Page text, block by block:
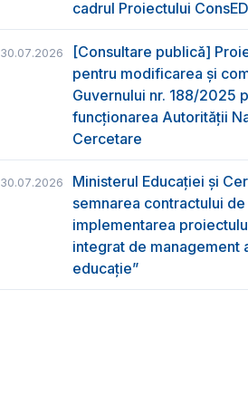
cadrul Proiectului
30.07.2026
[Consultare publică]
pentru modificarea și
Guvernului nr. 188/2025
funcţionarea Autorităţii
Cercetare
30.07.2026
Ministerul Educației și
semnarea contractului
implementarea
integrat de management
educație”